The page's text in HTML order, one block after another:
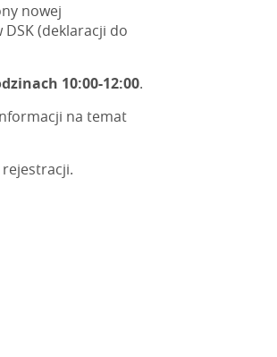
nowej
(deklaracji do
10:00-12:00.
na temat